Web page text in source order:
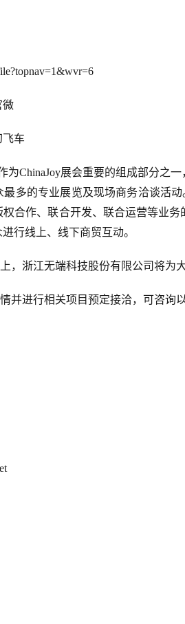
微
车
为ChinaJoy展会重要的组成部分之
多的专业展览及现场商务洽谈活
合作、联合开发、联合运营等业
行线上、线下商贸互动。
，浙江无端科技股份有限公司将为
并进行相关项目预定接洽，可咨询